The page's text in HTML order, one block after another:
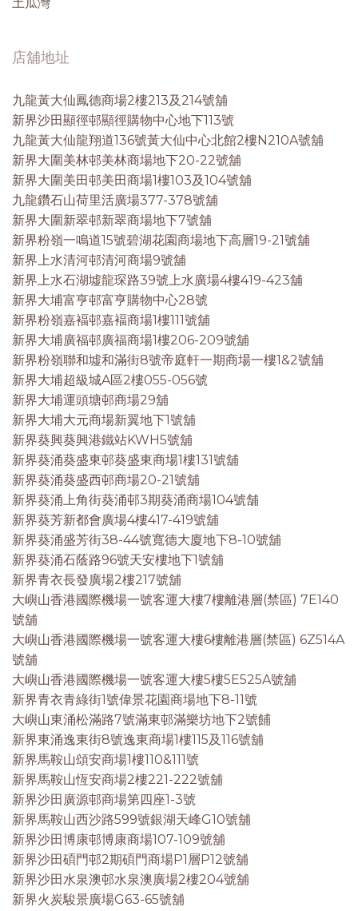
店舖地址
九龍黃大仙鳳德商場2樓213及214號舖
新界沙田顯徑邨顯徑購物中心地下113號
九龍黃大仙龍翔道136號黃大仙中心北館2樓N210A號舖
新界大圍美林邨美林商場地下20-22號舖
新界大圍美田邨美田商場1樓103及104號舖
九龍鑽石山荷里活廣場377-378號舖
新界大圍新翠邨新翠商場地下7號舖
新界粉嶺一鳴道15號碧湖花園商場地下高層19-21號舖
新界上水清河邨清河商場9號舖
新界上水石湖墟龍琛路39號上水廣場4樓419-423舖
新界大埔富亨邨富亨購物中心28號
新界粉嶺嘉褔邨嘉褔商場1樓111號舖
新界大埔廣福邨廣福商場1樓206-209號舖
新界粉嶺聯和墟和滿街8號帝庭軒一期商場一樓1&2號舖
新界大埔超級城A區2樓055-056號
新界大埔運頭塘邨商場29舖
新界大埔大元商場新翼地下1號舖
新界葵興葵興港鐵站KWH5號舖
新界葵涌葵盛東邨葵盛東商場1樓131號舖
新界葵涌葵盛西邨商場20-21號舖
新界葵涌上角街葵涌邨3期葵涌商場104號舗
新界葵芳新都會廣場4樓417-419號舖
新界葵涌盛芳街38-44號寬德大廈地下8-10號舖
新界葵涌石蔭路96號天安樓地下1號舖
新界青衣長發廣場2樓217號舖
大嶼山香港國際機場一號客運大樓7樓離港層(禁區) 7E140
號舖
大嶼山香港國際機場一號客運大樓6樓離港層(禁區) 6Z514A
號舖
大嶼山香港國際機場一號客運大樓5樓5E525A號舖
新界青衣青綠街1號偉景花園商場地下8-11號
大嶼山東涌松滿路7號滿東邨滿樂坊地下2號餔
新界東涌逸東街8號逸東商場1樓115及116號舖
新界馬鞍山頌安商場1樓110&111號
新界馬鞍山恆安商場2樓221-222號舖
新界沙田廣源邨商場第四座1-3號
新界馬鞍山西沙路599號銀湖天峰G10號舖
新界沙田博康邨博康商場107-109號舖
新界沙田碩門邨2期碩門商場P1層P12號舖
新界沙田水泉澳邨水泉澳廣場2樓204號舖
新界火炭駿景廣場G63-65號舖